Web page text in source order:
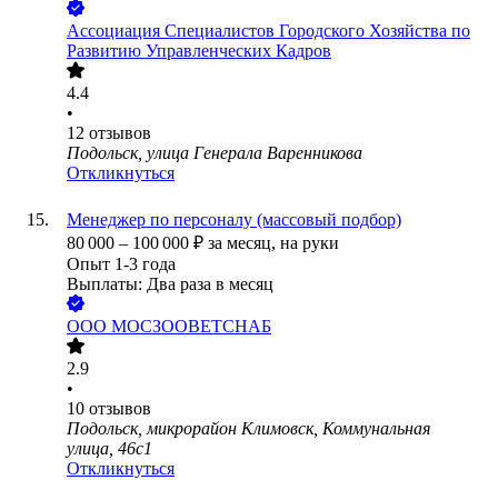
Ассоциация Специалистов Городского Хозяйства по
Развитию Управленческих Кадров
4.4
•
12 отзывов
Подольск, улица Генерала Варенникова
Откликнуться
Менеджер по персоналу (массовый подбор)
80 000 – 100 000 ₽ за месяц, на руки
Опыт 1-3 года
Выплаты: Два раза в месяц
ООО МОСЗООВЕТСНАБ
2.9
•
10 отзывов
Подольск, микрорайон Климовск, Коммунальная
улица, 46с1
Откликнуться